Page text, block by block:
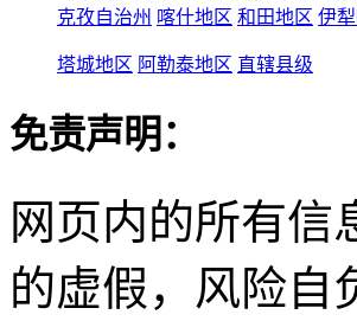
克孜自治州 喀什地区 和田地区 伊
塔城地区 阿勒泰地区 直辖县级
免责声明：
网页内的所有信
的虚假，风险自